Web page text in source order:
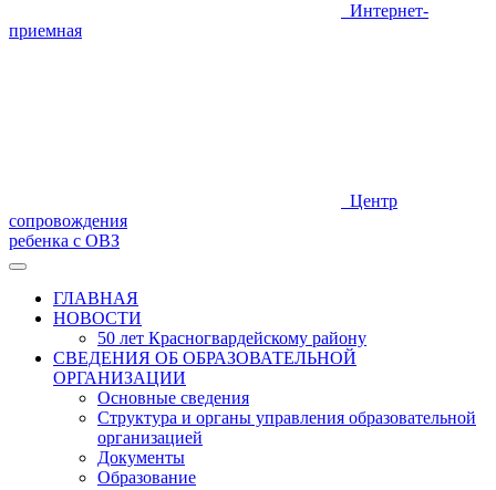
Интернет-
приемная
Центр
сопровождения
ребенка с ОВЗ
ГЛАВНАЯ
НОВОСТИ
50 лет Красногвардейскому району
СВЕДЕНИЯ ОБ ОБРАЗОВАТЕЛЬНОЙ
ОРГАНИЗАЦИИ
Основные сведения
Структура и органы управления образовательной
организацией
Документы
Образование